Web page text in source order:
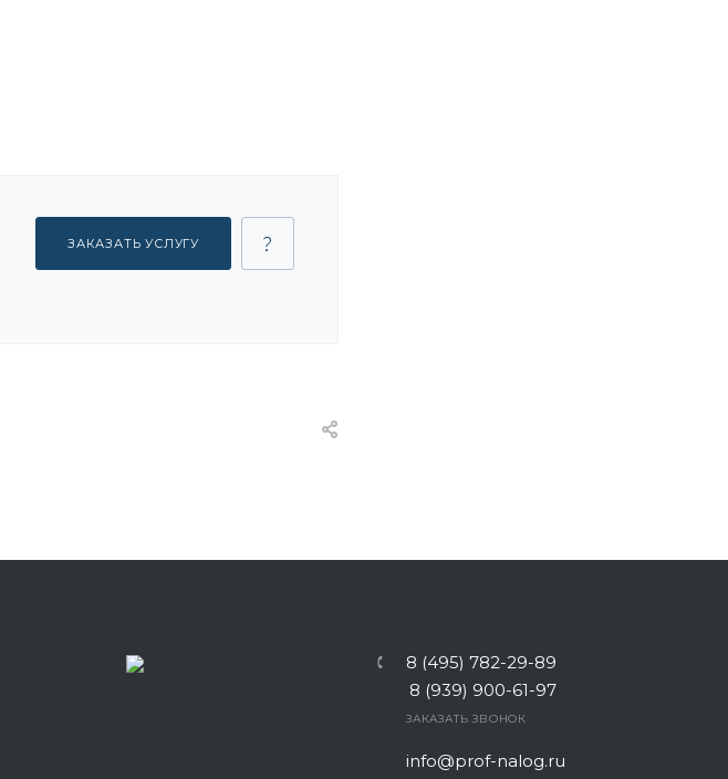
ЗАКАЗАТЬ УСЛУГУ
8 (495) 782-29-89
8 (939) 900-61-97
ЗАКАЗАТЬ ЗВОНОК
info@prof-nalog.ru